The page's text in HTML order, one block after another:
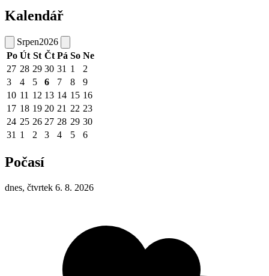
Kalendář
Srpen2026
Po Út St Čt Pá So Ne
27 28 29 30 31 1
2
3
4 5 6 7 8
9
10 11 12 13 14 15 16
17 18 19 20 21 22 23
24 25 26 27 28 29 30
31 1 2 3 4 5 6
Počasí
dnes, čtvrtek 6. 8. 2026